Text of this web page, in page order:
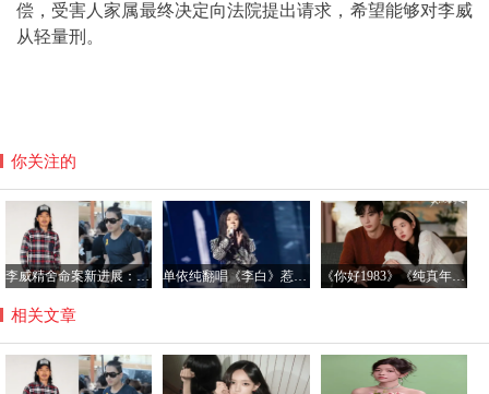
偿，受害人家属最终决定向法院提出请求，希望能够对李威
从轻量刑。
你关注的
李威精舍命案新进展：受害人家属达成和解 盼法院从轻判决 单依纯翻唱《李白》惹争议，律师：若故意侵权将面临惩罚性赔偿 《你好1983》《纯真年代的爱情》引领偶像剧怀旧新风尚
相关文章